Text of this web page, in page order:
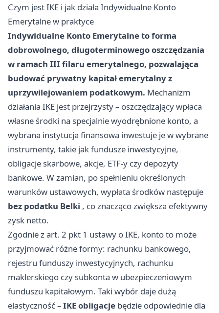
Czym jest IKE i jak działa Indywidualne Konto
Emerytalne w praktyce
Indywidualne Konto Emerytalne to forma
dobrowolnego, długoterminowego oszczędzania
w ramach III filaru emerytalnego, pozwalająca
budować prywatny kapitał emerytalny z
uprzywilejowaniem podatkowym. Mechanizm
działania IKE jest przejrzysty – oszczędzający wpłaca
własne środki na specjalnie wyodrębnione konto, a
wybrana instytucja finansowa inwestuje je w wybrane
instrumenty, takie jak fundusze inwestycyjne,
obligacje skarbowe, akcje, ETF-y czy depozyty
bankowe. W zamian, po spełnieniu określonych
warunków ustawowych, wypłata środków następuje
bez podatku Belki , co znacząco zwiększa efektywny
zysk netto.
Zgodnie z art. 2 pkt 1 ustawy o IKE, konto to może
przyjmować różne formy: rachunku bankowego,
rejestru funduszy inwestycyjnych, rachunku
maklerskiego czy subkonta w ubezpieczeniowym
funduszu kapitałowym. Taki wybór daje dużą
elastyczność –IKE obligacje będzie odpowiednie dla